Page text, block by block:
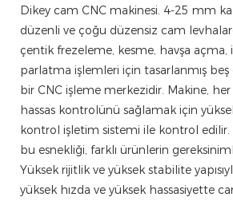
Dikey cam CNC makinesi. 4-25 mm
düzenli ve çoğu düzensiz cam
çentik frezeleme, kesme, havşa açma,
parlatma işlemleri için tasarlanmış
bir CNC işleme merkezidir. Makine,
hassas kontrolünü sağlamak için
kontrol işletim sistemi ile kontrol
bu esnekliği, farklı ürünlerin
Yüksek rijitlik ve yüksek stabilite
yüksek hızda ve yüksek hassasiyette